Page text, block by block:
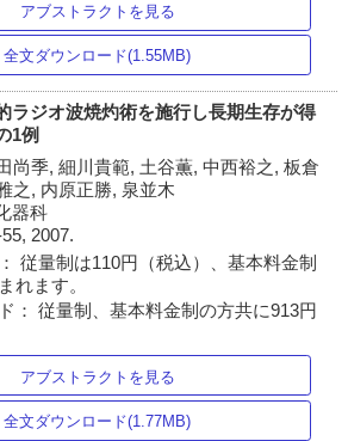
アブストラクトを見る
全文ダウンロード(1.55MB)
ラジオ波焼灼術を施行し長期生存が得
1例
尚季, 細川貴範, 土谷薫, 中西裕之, 板倉
之, 内原正勝, 泉並木
器科
2007.
従量制は110円（税込）、基本料金制
れます。
： 従量制、基本料金制の方共に913円
アブストラクトを見る
全文ダウンロード(1.77MB)